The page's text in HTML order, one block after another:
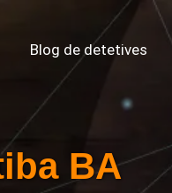
Blog de detetives
BA